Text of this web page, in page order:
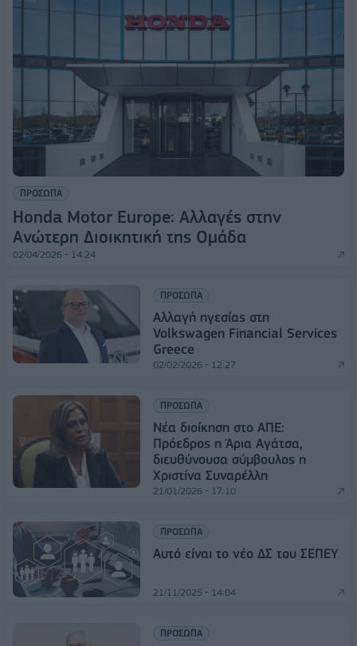
ΠΡΟΣΩΠΑ
Honda Motor Europe: Αλλαγές στην
Ανώτερη Διοικητική της Ομάδα
02/04/2026 - 14:24
ΠΡΟΣΩΠΑ
Αλλαγή ηγεσίας στη
Volkswagen Financial Services
Greece
02/02/2026 - 12:27
ΠΡΟΣΩΠΑ
Νέα διοίκηση στο ΑΠΕ:
Πρόεδρος η Άρια Αγάτσα,
διευθύνουσα σύμβουλος η
Χριστίνα Συναρέλλη
21/01/2026 - 17:10
ΠΡΟΣΩΠΑ
Αυτό είναι το νέο ΔΣ του ΣΕΠΕΥ
21/11/2025 - 14:04
ΠΡΟΣΩΠΑ